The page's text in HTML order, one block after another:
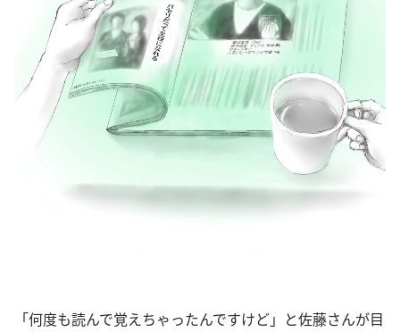
「何度も読んで覚えちゃったんですけど」と佐藤さんが目